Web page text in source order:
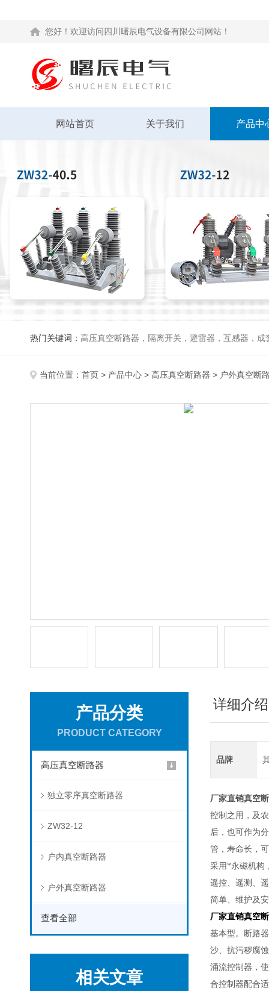
您好！欢迎访问四川曙辰电气设备有限公司网站！
网站首页 关于我们 产品中
热门关键词： 高压真空断路器，隔离开关，避雷器，互感器，成
当前位置： 首页 > 产品中心 > 高压真空断路器 > 户外真空断
产品分类
PRODUCT CATEGORY
高压真空断路器
独立零序真空断路器
ZW32-12
户内真空断路器
户外真空断路器
查看全部
相关文章
详细介绍
品牌
厂家直销真空
控制之用，及
后，也可作为
管，寿命长，
采用*永磁机构
遥控、遥测、
简单、维护及
厂家直销真空
基本型。断路
沙、抗污秽腐
涌流控制器，
合控制器配合